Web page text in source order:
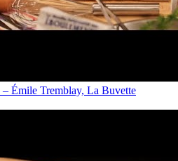
– Émile Tremblay, La Buvette